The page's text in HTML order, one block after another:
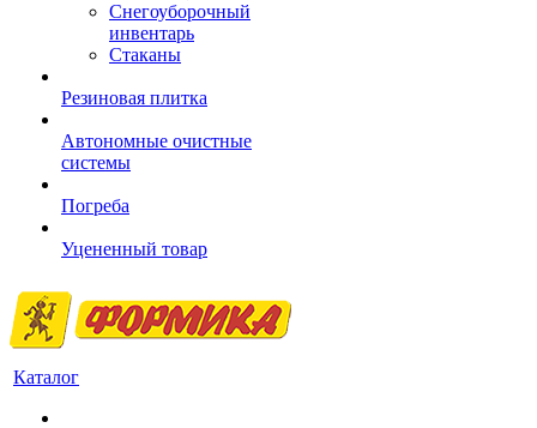
Снегоуборочный
инвентарь
Стаканы
Резиновая плитка
Автономные очистные
системы
Погреба
Уцененный товар
Каталог